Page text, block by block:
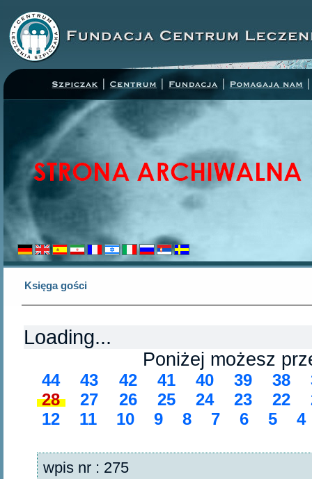
Księga gości
Loading...
Poniżej możesz
44 43 42 41 40 39 38
28
27 26 25 24 23 22
12
11 10 9 8 7 6 5 4
wpis nr : 275